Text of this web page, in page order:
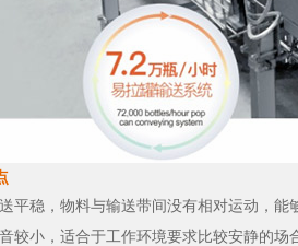
平稳，物料与输送带间没有相对运动，能
较小，适合于工作环境要求比较安静的场